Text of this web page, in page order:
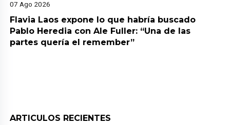
07 Ago 2026
Flavia Laos expone lo que habría buscado
Pablo Heredia con Ale Fuller: “Una de las
partes quería el remember”
ARTICULOS RECIENTES